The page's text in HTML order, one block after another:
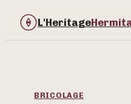
L'Heritage
Immobilier
BRICOLAGE